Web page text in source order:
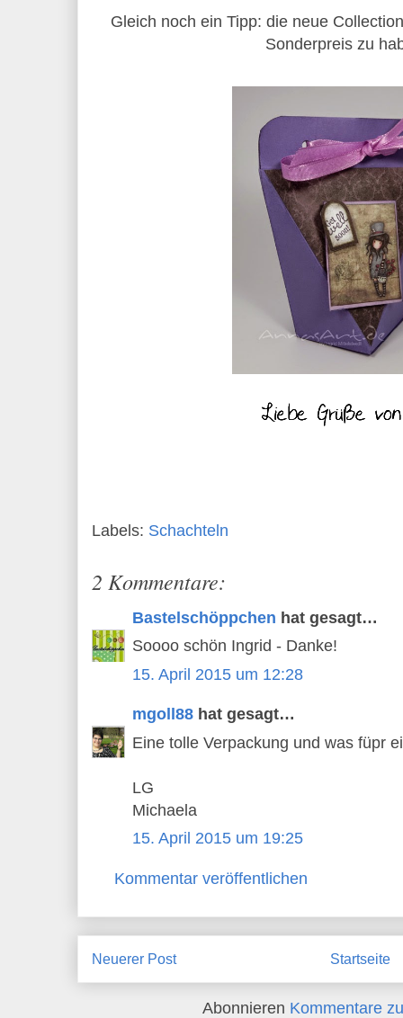
Gleich noch ein Tipp: die neue
Sonderpreis zu
Labels: Schachteln
2 Kommentare:
Bastelschöppchen hat gesagt…
Soooo schön Ingrid - Danke!
15. April 2015 um 12:28
mgoll88 hat gesagt…
Eine tolle Verpackung und was füpr
LG
Michaela
15. April 2015 um 19:25
Kommentar veröffentlichen
Neuerer Post Startseite
Abonnieren Kommentare